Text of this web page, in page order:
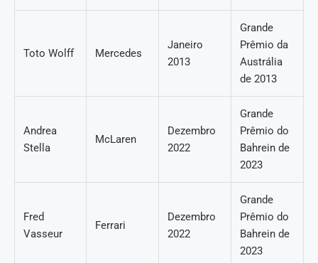
Toto Wolff Mercedes
Janeiro
2013
Grande
Prêmio da
Austrália
de 2013
Andrea
Stella
McLaren
Dezembro
2022
Grande
Prêmio do
Bahrein de
2023
Fred
Vasseur
Ferrari
Dezembro
2022
Grande
Prêmio do
Bahrein de
2023